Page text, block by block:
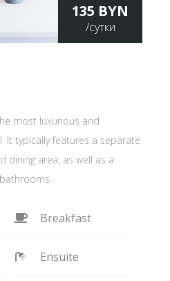
135 BYN
/сутки
most luxurious and
It typically features a separate
dining area, as well as a
Breakfast
Ensuite